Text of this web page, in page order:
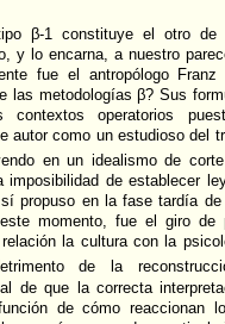
β-1 constituye el otro de
y lo encarna, a nuestro
fue el antropólogo
las metodologías β? Sus
contextos operatorios
autor como un estudioso del
en un idealismo de
imposibilidad de establecer
propuso en la fase tardía
momento, fue el giro de
la cultura con la
de la
de que la correcta
de cómo reaccionan